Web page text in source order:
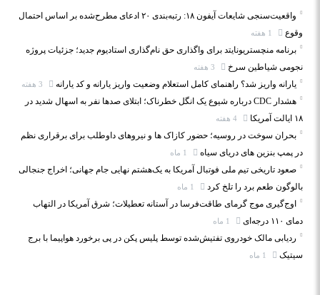
واقعیت‌سنجی شایعات آیفون ۱۸: رتبه‌بندی ۲۰ ادعای مطرح‌شده بر اساس احتمال
وقوع
برنامه منچستریونایتد برای واگذاری حق نام‌گذاری استادیوم جدید؛ جزئیات پروژه
نجومی شیاطین سرخ
یارانه واریز شد؟ راهنمای کامل استعلام وضعیت واریز یارانه و کد یارانه
هشدار CDC درباره شیوع یک انگل خطرناک؛ ابتلای صدها نفر به اسهال شدید در
۱۸ ایالت آمریکا
بحران سوخت در روسیه؛ حضور کازاک‌ ها و نیروهای داوطلب برای برقراری نظم
در پمپ بنزین‌ های دریای سیاه
صعود تاریخی تیم ملی فوتبال آمریکا به یک‌هشتم نهایی جام جهانی؛ اخراج جنجالی
بالوگون طعم برد را تلخ کرد
اوج‌گیری موج گرمای طاقت‌فرسا در آستانه تعطیلات؛ شرق آمریکا در التهاب
دمای ۱۱۰ درجه‌ای
ردیابی مالک خودروی تفتیش‌شده توسط پلیس پکن در پی برخورد هواپیما با برج
سیتیک